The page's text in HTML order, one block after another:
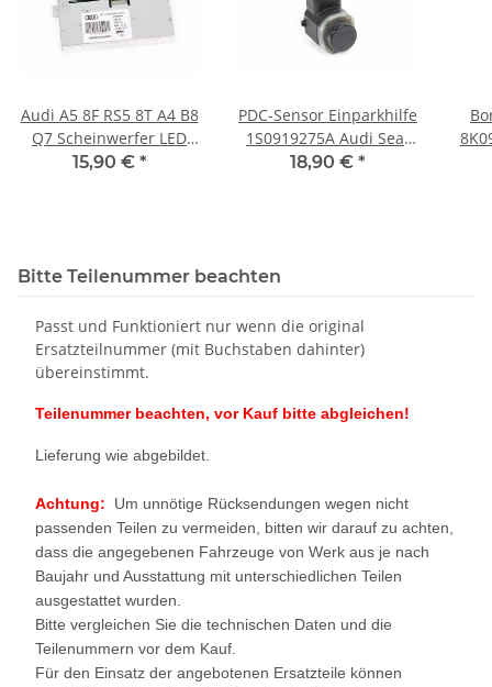
Audi A5 8F RS5 8T A4 B8
Q7 Scheinwerfer LED
Steuergerät Valeo
15,90 € *
PDC-Sensor Einparkhilfe
1S0919275A Audi Seat
Skoda VW LZ9Y schwarz
18,90 € *
Bitte Teilenummer beachten
Passt und Funktioniert nur wenn die original
Ersatzteilnummer (mit Buchstaben dahinter)
übereinstimmt.
Teilenummer beachten, vor Kauf bitte abgleichen!
Lieferung wie abgebildet.
Achtung: Um unnötige Rücksendungen wegen nicht
passenden Teilen zu vermeiden, bitten wir darauf zu achten,
dass die angegebenen Fahrzeuge von Werk aus je nach
Baujahr und Ausstattung mit unterschiedlichen Teilen
ausgestattet wurden.
Bitte vergleichen Sie die technischen Daten und die
Teilenummern vor dem Kauf.
Für den Einsatz der angebotenen Ersatzteile können